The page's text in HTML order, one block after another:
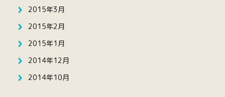
2015年3月
2015年2月
2015年1月
2014年12月
2014年10月